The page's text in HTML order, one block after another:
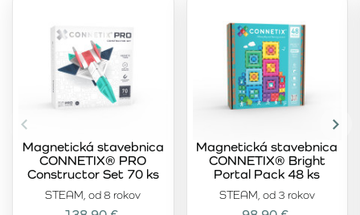
STEAM, od 8 rokov
Magnetická stavebnica
CONNETIX® PRO
Constructor Set 70 ks
STEAM, od 3 rokov
Magnetická stavebnica
CONNETIX® Bright
Portal Pack 48 ks